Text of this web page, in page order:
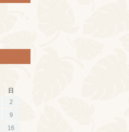
日
2
9
16